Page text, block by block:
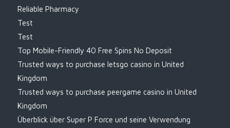
Reliable Pharmacy
Test
Test
Top Mobile-Friendly 40 Free Spins No Deposit
Trusted ways to purchase letsgo casino in United
Kingdom
Trusted ways to purchase peergame casino in United
Kingdom
Überblick über Super P Force und seine Verwendung